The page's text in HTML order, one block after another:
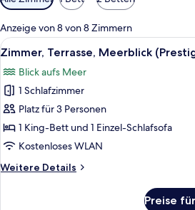
Filter
für
Zimmer
Anzeige von 8 von 8 Zimmern
Alle
Fotos
für
Zimmer,
Terrasse,
Meerblick
(Prestige)
13
Zimmer, Terrasse, Meerblick
Blick aufs Meer
1 Schlafzimmer
Platz für 3 Personen
1 King-Bett und 1 Einzel-Schlafsofa
Kostenloses WLAN
Weitere Details
Weitere
Preise